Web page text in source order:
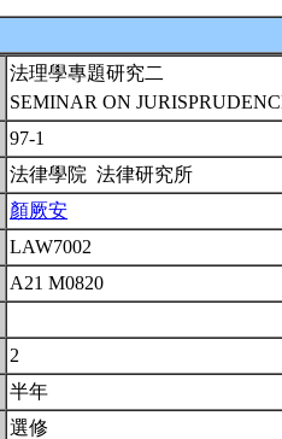
法理學專題研究二
SEMINAR ON
97-1
法律學院 法律研究所
顏厥安
LAW7002
A21 M0820
2
半年
選修